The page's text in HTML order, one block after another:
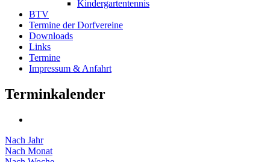
Kindergartentennis
BTV
Termine der Dorfvereine
Downloads
Links
Termine
Impressum & Anfahrt
Terminkalender
Nach Jahr
Nach Monat